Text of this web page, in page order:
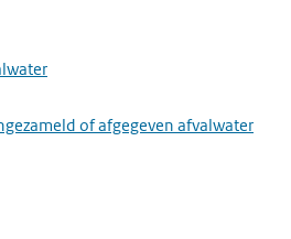
of afgegeven afvalwater